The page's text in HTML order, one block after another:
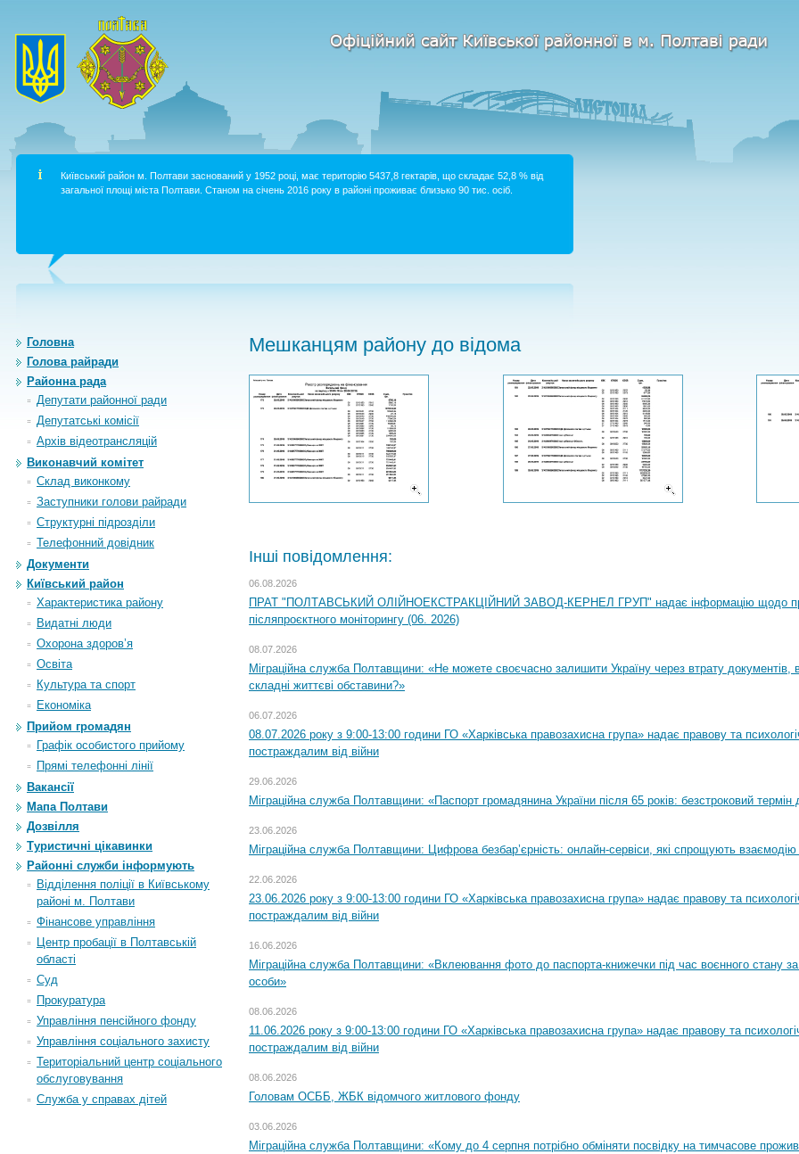
Київський район м. Полтави заснований у 1952 році, має територію 5437,8 гектарів, що складає 52,8 % від
загальної площі міста Полтави. Станом на січень 2016 року в районі проживає близько 90 тис. осіб.
Головна
Голова райради
Районна рада
Депутати районної ради
Депутатські комісії
Архiв вiдеотрансляцiй
Виконавчий комітет
Склад виконкому
Заступники голови райради
Структурні підрозділи
Телефонний довідник
Документи
Київський район
Характеристика району
Видатні люди
Охорона здоров’я
Освіта
Культура та спорт
Економіка
Прийом громадян
Графік особистого прийому
Прямі телефонні лінії
Вакансії
Мапа Полтави
Дозвілля
Туристичні цікавинки
Районні служби інформують
Відділення поліції в Київському
районі м. Полтави
Фінансове управління
Центр пробації в Полтавській
області
Суд
Прокуратура
Управління пенсійного фонду
Управління соціального захисту
Територіальний центр соціального
обслуговування
Служба у справах дітей
Мешканцям району до відома
Інші повідомлення:
06.08.2026
ПРАТ "ПОЛТАВСЬКИЙ ОЛІЙНОЕКСТРАКЦІЙНИЙ ЗАВОД-КЕРНЕЛ ГРУП" надає інформацію щодо
післяпроєктного моніторингу (06. 2026)
08.07.2026
Міграційна служба Полтавщини: «Не можете своєчасно залишити Україну через втрату документів,
складні життєві обставини?»
06.07.2026
08.07.2026 року з 9:00-13:00 години ГО «Харківська правозахисна група» надає правову та
постраждалим від війни
29.06.2026
Міграційна служба Полтавщини: «Паспорт громадянина України після 65 років: безстроковий термін
23.06.2026
Міграційна служба Полтавщини: Цифрова безбар’єрність: онлайн-сервіси, які спрощують
22.06.2026
23.06.2026 року з 9:00-13:00 години ГО «Харківська правозахисна група» надає правову та
постраждалим від війни
16.06.2026
Міграційна служба Полтавщини: «Вклеювання фото до паспорта-книжечки під час воєнного стану
особи»
08.06.2026
11.06.2026 року з 9:00-13:00 години ГО «Харківська правозахисна група» надає правову та
постраждалим від війни
08.06.2026
Головам ОСББ, ЖБК відомчого житлового фонду
03.06.2026
Міграційна служба Полтавщини: «Кому до 4 серпня потрібно обміняти посвідку на тимчасове